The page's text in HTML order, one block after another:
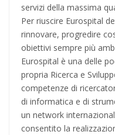
servizi della massima
Per riuscire Eurospital
rinnovare, progredire
obiettivi sempre più
Eurospital è una delle
propria Ricerca e
competenze di
di informatica e di
un network
consentito la